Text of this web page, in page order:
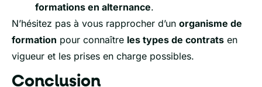
formations en alternance.
N’hésitez pas à vous rapprocher d’un organisme de
formation pour connaître les types de contrats en
vigueur et les prises en charge possibles.
Conclusion